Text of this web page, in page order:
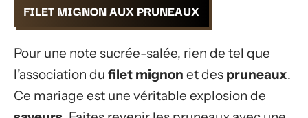
FILET MIGNON AUX PRUNEAUX
Pour une note sucrée-salée, rien de tel que
l’association du filet mignon et des pruneaux.
Ce mariage est une véritable explosion de